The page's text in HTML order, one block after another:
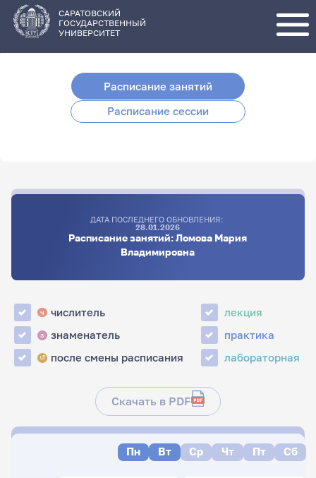
основному
содержанию
САРАТОВСКИЙ
ГОСУДАРСТВЕННЫЙ
УНИВЕРСИТЕТ
Расписание занятий
Расписание сессии
ДАТА ПОСЛЕДНЕГО ОБНОВЛЕНИЯ:
28.01.2026
Расписание занятий: Ломова Мария
Владимировна
ч числитель
з знаменатель
↺ после смены расписания
лекция
практика
лабораторная
Скачать в PDF
Пн Вт Ср Чт Пт Сб